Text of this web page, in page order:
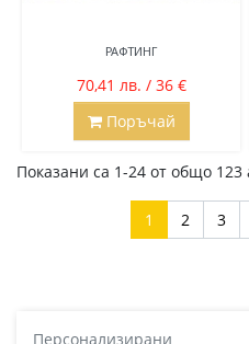
РАФТИНГ
70,41 лв. / 36 €
Поръчай
Показани са 1-24 от общо 123
1 2 3
Персонализирани